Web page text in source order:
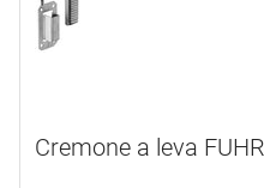
Cremone a leva FUHR